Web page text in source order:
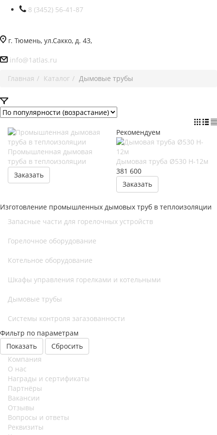
8 (3452) 56-41-87
г. Тюмень, ул.Сакко, д. 43,
info@1atlas.ru
Главная
Каталог Дымовые трубы
Промышленная дымовая
труба в теплоизоляции
Заказать
Рекомендуем
Дымовая труба Ø530 H-12м
381 600
Заказать
Изготовление промышленных дымовых труб в теплоизоляции
Запасные части для горелочных устройств
Горелочное оборудование
Котельное оборудование
Шкафы управления горелками и котельными
Дымовые трубы
Системы контроля загазованности
Фильтр по параметрам
Сбросить
Компания
О нас
Награды и сертификаты
Партнёры
Вакансии
Отзывы
Вопросы и ответы
Реквизиты